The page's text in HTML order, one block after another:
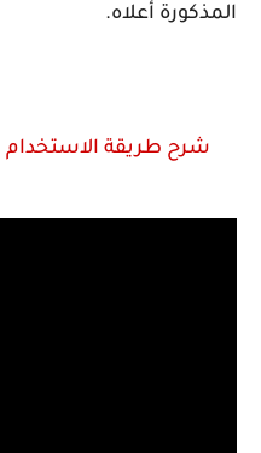
المذكورة أعلاه.
شرح طريقة